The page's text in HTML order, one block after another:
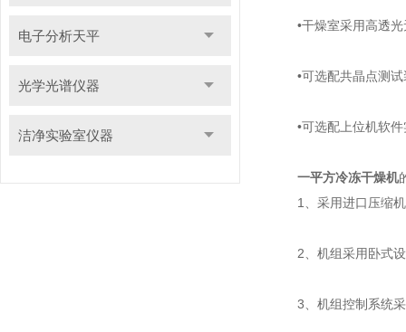
电子分析天平
光学光谱仪器
洁净实验室仪器
•干燥室采用高透光
•可选配共晶点测试
•可选配上位机软件
一平方冷冻干燥机
1、采用进口压缩机
2、机组采用卧式设
3、机组控制系统采